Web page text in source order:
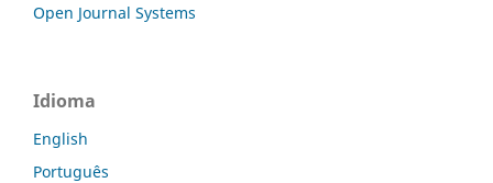
Open Journal Systems
Idioma
English
Português